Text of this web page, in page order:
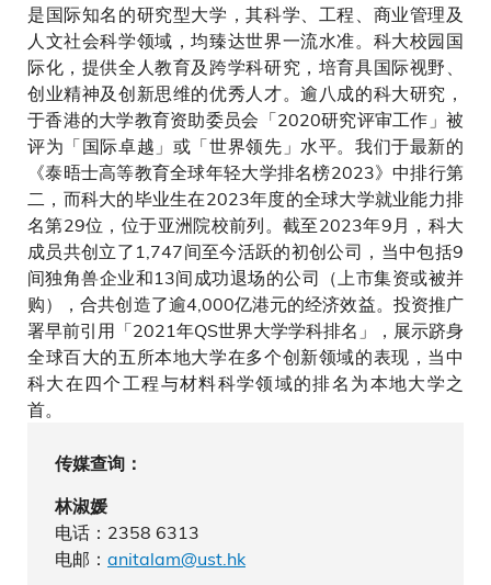
是国际知名的研究型大学，其科学、工程、商业管理及
人文社会科学领域，均臻达世界一流水准。科大校园国
际化，提供全人教育及跨学科研究，培育具国际视野、
创业精神及创新思维的优秀人才。逾八成的科大研究，
于香港的大学教育资助委员会「2020研究评审工作」被
评为「国际卓越」或「世界领先」水平。我们于最新的
《泰晤士高等教育全球年轻大学排名榜2023》中排行第
二，而科大的毕业生在2023年度的全球大学就业能力排
名第29位，位于亚洲院校前列。截至2023年9月，科大
成员共创立了1,747间至今活跃的初创公司，当中包括9
间独角兽企业和13间成功退场的公司（上市集资或被并
购），合共创造了逾4,000亿港元的经济效益。投资推广
署早前引用「2021年QS世界大学学科排名」，展示跻身
全球百大的五所本地大学在多个创新领域的表现，当中
科大在四个工程与材料科学领域的排名为本地大学之
首。
传媒查询：
林淑媛
电话：2358 6313
电邮： anitalam@ust.hk